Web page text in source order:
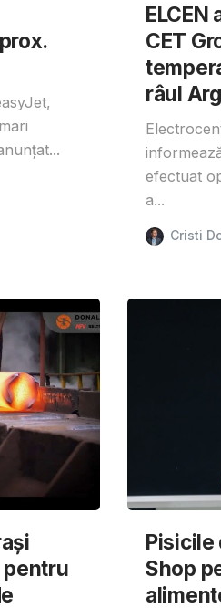
ELCEN
CET
râul
efectuat
a...
Cristi
Pisicile
Shop